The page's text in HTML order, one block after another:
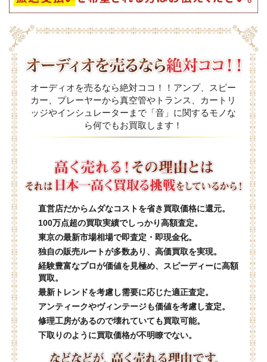
オーディオを売るなら絶対ココ！！アンプ、スピー
カー、プレーヤーから真空管やトランス、カートリ
ッジやインシュレーターまで「音」に関するモノな
ら何でもお買取します！
直営店だからムダなコストを省き買取価格に還元。
100万点超の買取実績でしっかり高額査定。
東京の最新市場相場で即査定・即現金化。
独自の販売ルートが多数あり、高価買取を実現。
経験豊富なプロが価値を見極め、スピーディーに高額
買取。
最新トレンドを考慮し需要に応じた適正査定。
アンティークやヴィンテージも価値を考慮し査定。
修理工房があるので壊れていても買取可能。
下取りのように買取価格が不明瞭でない。